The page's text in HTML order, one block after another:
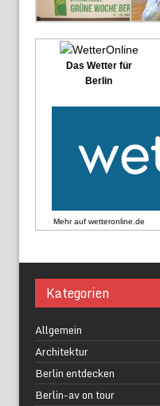
Das Wetter für
Berlin
Mehr auf wetteronline.de
Kategorien
Allgemein
Architektur
Berlin entdecken
Berlin-av on tour